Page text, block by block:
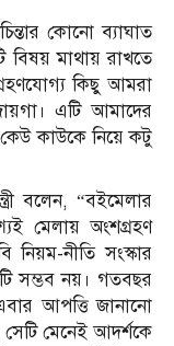
কোনো ব্যাঘাত
মাথায় রাখতে
কিছু আমরা
এটি আমাদের
কেউ কাউকে নিয়ে কটু
বলেন, “বইমেলার
মেলায় অংশগ্রহণ
নীতি সংস্কার
সম্ভব নয়। গতবছর
আপত্তি জানানো
মেনেই আদর্শকে